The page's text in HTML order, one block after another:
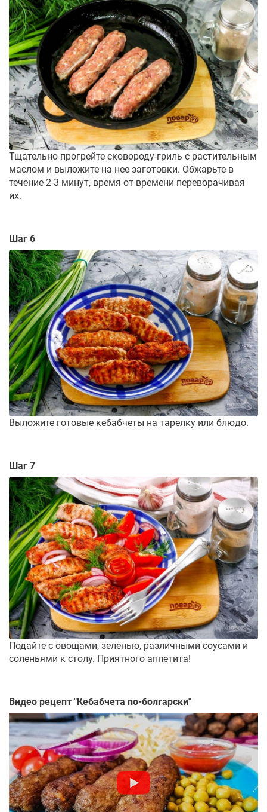
Тщательно прогрейте сковороду-гриль с растительным
маслом и выложите на нее заготовки. Обжарьте в
течение 2-3 минут, время от времени переворачивая
их.
Шаг 6
Выложите готовые кебабчеты на тарелку или блюдо.
Шаг 7
Подайте с овощами, зеленью, различными соусами и
соленьями к столу. Приятного аппетита!
Видео рецепт "Кебабчета по-болгарски"